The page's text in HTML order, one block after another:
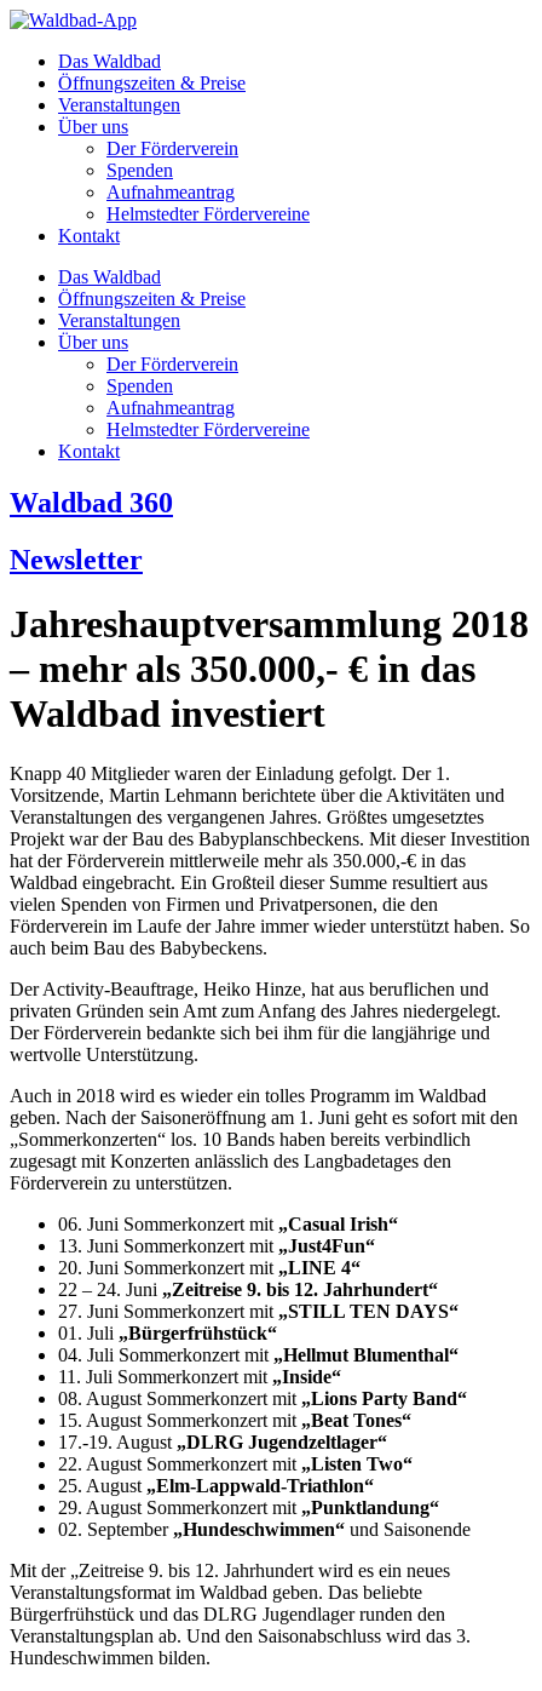
Zum
springenDas Waldbad
Öffnungszeiten & Preise
Veranstaltungen
Über uns
Der Förderverein
Spenden
Aufnahmeantrag
Helmstedter Fördervereine
Kontakt
Das Waldbad
Öffnungszeiten & Preise
Veranstaltungen
Über uns
Der Förderverein
Spenden
Aufnahmeantrag
Helmstedter Fördervereine
Kontakt
Waldbad 360
Newsletter
Jahreshauptversammlung 2018
– mehr als 350.000,- € in das
Waldbad investiert
Knapp 40 Mitglieder waren der Einladung gefolgt. Der 1.
Vorsitzende, Martin Lehmann berichtete über die Aktivitäten und
Veranstaltungen des vergangenen Jahres. Größtes umgesetztes
Projekt war der Bau des Babyplanschbeckens. Mit dieser Investition
hat der Förderverein mittlerweile mehr als 350.000,-€ in das
Waldbad eingebracht. Ein Großteil dieser Summe resultiert aus
vielen Spenden von Firmen und Privatpersonen, die den
Förderverein im Laufe der Jahre immer wieder unterstützt haben. So
auch beim Bau des Babybeckens.
Der Activity-Beauftrage, Heiko Hinze, hat aus beruflichen und
privaten Gründen sein Amt zum Anfang des Jahres niedergelegt.
Der Förderverein bedankte sich bei ihm für die langjährige und
wertvolle Unterstützung.
Auch in 2018 wird es wieder ein tolles Programm im Waldbad
geben. Nach der Saisoneröffnung am 1. Juni geht es sofort mit den
„Sommerkonzerten“ los. 10 Bands haben bereits verbindlich
zugesagt mit Konzerten anlässlich des Langbadetages den
Förderverein zu unterstützen.
06. Juni Sommerkonzert mit „Casual Irish“
13. Juni Sommerkonzert mit „Just4Fun“
20. Juni Sommerkonzert mit „LINE 4“
22 – 24. Juni „Zeitreise 9. bis 12. Jahrhundert“
27. Juni Sommerkonzert mit „STILL TEN DAYS“
01. Juli „Bürgerfrühstück“
04. Juli Sommerkonzert mit „Hellmut Blumenthal“
11. Juli Sommerkonzert mit „Inside“
08. August Sommerkonzert mit „Lions Party Band“
15. August Sommerkonzert mit „Beat Tones“
17.-19. August „DLRG Jugendzeltlager“
22. August Sommerkonzert mit „Listen Two“
25. August „Elm-Lappwald-Triathlon“
29. August Sommerkonzert mit „Punktlandung“
02. September „Hundeschwimmen“ und Saisonende
Mit der „Zeitreise 9. bis 12. Jahrhundert wird es ein neues
Veranstaltungsformat im Waldbad geben. Das beliebte
Bürgerfrühstück und das DLRG Jugendlager runden den
Veranstaltungsplan ab. Und den Saisonabschluss wird das 3.
Hundeschwimmen bilden.